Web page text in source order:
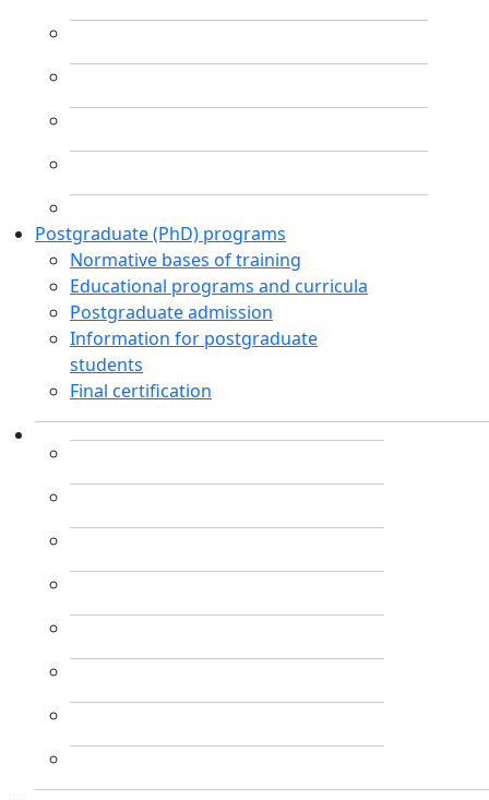
Postgraduate (PhD) programs
Normative bases of training
Educational programs and curricula
Postgraduate admission
Information for postgraduate
students
Final certification